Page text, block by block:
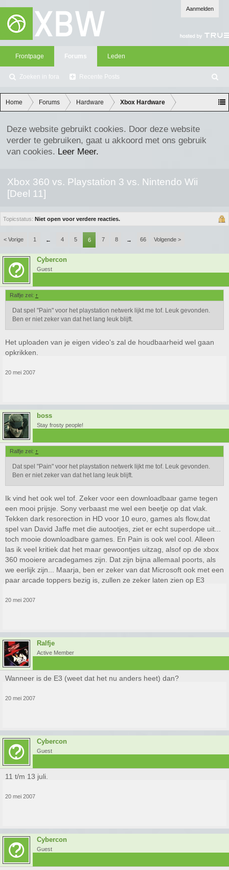
Aanmelden
Frontpage Forums
Zoeken in fora Recente Posts
Leden
oe
ke
n
Home Forums Hardware Xbox Hardware
Deze website gebruikt cookies. Door deze website
verder te gebruiken, gaat u akkoord met ons gebruik
van cookies. Leer Meer.
Xbox 360 vs. Playstation 3 vs. Nintendo Wii
[Deel 11]
Topicstatus: Niet open voor verdere reacties.
< Vorige 1 ← 4 5 6 7 8 → 66 Volgende >
Cybercon
Guest
Ralfje zei: ↑
Dat spel "Pain" voor het playstation netwerk lijkt me tof. Leuk gevonden.
Ben er niet zeker van dat het lang leuk blijft.
Het uploaden van je eigen video's zal de houdbaarheid wel gaan
opkrikken.
20 mei 2007
boss
Stay frosty people!
Ralfje zei: ↑
Dat spel "Pain" voor het playstation netwerk lijkt me tof. Leuk gevonden.
Ben er niet zeker van dat het lang leuk blijft.
Ik vind het ook wel tof. Zeker voor een downloadbaar game tegen
een mooi prijsje. Sony verbaast me wel een beetje op dat vlak.
Tekken dark resorection in HD voor 10 euro, games als flow,dat
spel van David Jaffe met die autootjes, ziet er echt superdope uit...
toch mooie downloadbare games. En Pain is ook wel cool. Alleen
las ik veel kritiek dat het maar gewoontjes uitzag, alsof op de xbox
360 mooiere arcadegames zijn. Dat zijn bijna allemaal poorts, als
we eerlijk zijn... Maarja, ben er zeker van dat Microsoft ook met een
paar arcade toppers bezig is, zullen ze zeker laten zien op E3
20 mei 2007
Ralfje
Active Member
Wanneer is de E3 (weet dat het nu anders heet) dan?
20 mei 2007
Cybercon
Guest
11 t/m 13 juli.
20 mei 2007
Cybercon
Guest